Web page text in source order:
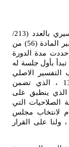
اصدرت المحكمة الاتحادية العليا قرارها التفسيري بالعدد (213/
اتحادية/2025) في 17/11/2025 والمتضمن تفسير المادة (56) من
مدة الدورة
له
11/20 ، الذي تضمن
على
التي
مجلس
، ولنا على القرار